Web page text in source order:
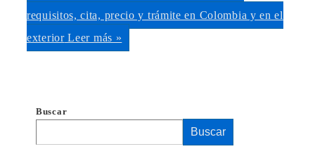
requisitos, cita, precio y trámite en Colombia y en el
exteriorLeer más »
Buscar
Buscar